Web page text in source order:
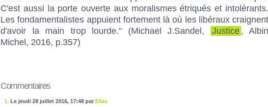
C'est aussi la porte ouverte aux moralismes étriqués et intolérants.
Les fondamentalistes appuient fortement là où les libéraux craignent
d'avoir la main trop lourde." (Michael J.Sandel,
Justice , Albin
Michel, 2016, p.357)
Commentaires
1. Le jeudi 28 juillet 2016, 17:48 par Elias